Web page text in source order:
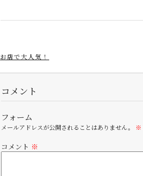
お店で大人気！
コメント
フォーム
メールアドレスが公開されることはありません。 ※
コメント ※